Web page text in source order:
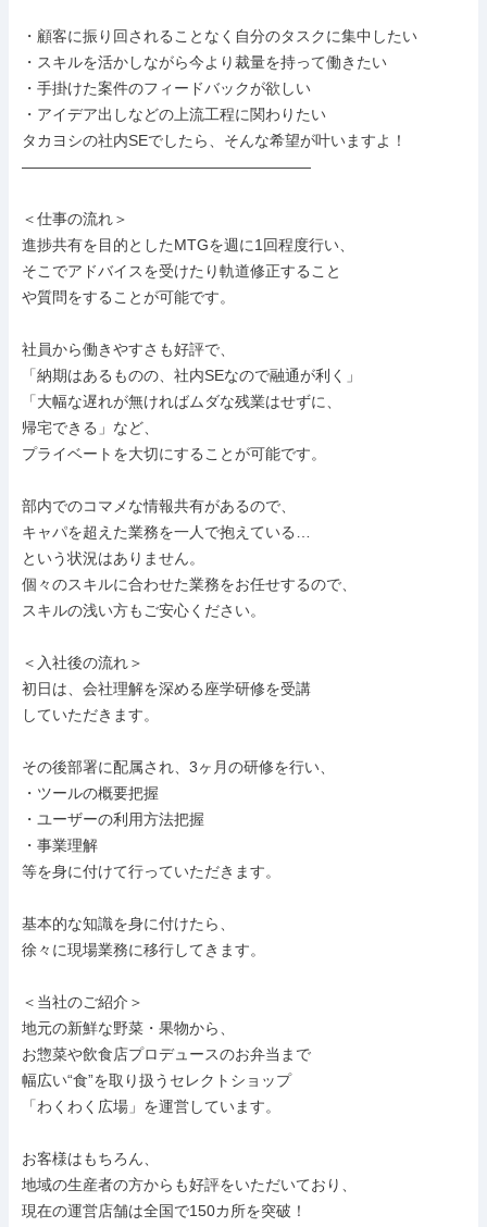
・顧客に振り回されることなく自分のタスクに集中したい
・スキルを活かしながら今より裁量を持って働きたい
・手掛けた案件のフィードバックが欲しい
・アイデア出しなどの上流工程に関わりたい
タカヨシの社内SEでしたら、そんな希望が叶いますよ！
―――――――――――――――――――
＜仕事の流れ＞
進捗共有を目的としたMTGを週に1回程度行い、
そこでアドバイスを受けたり軌道修正すること
や質問をすることが可能です。
社員から働きやすさも好評で、
「納期はあるものの、社内SEなので融通が利く」
「大幅な遅れが無ければムダな残業はせずに、
帰宅できる」など、
プライベートを大切にすることが可能です。
部内でのコマメな情報共有があるので、
キャパを超えた業務を一人で抱えている…
という状況はありません。
個々のスキルに合わせた業務をお任せするので、
スキルの浅い方もご安心ください。
＜入社後の流れ＞
初日は、会社理解を深める座学研修を受講
していただきます。
その後部署に配属され、3ヶ月の研修を行い、
・ツールの概要把握
・ユーザーの利用方法把握
・事業理解
等を身に付けて行っていただきます。
基本的な知識を身に付けたら、
徐々に現場業務に移行してきます。
＜当社のご紹介＞
地元の新鮮な野菜・果物から、
お惣菜や飲食店プロデュースのお弁当まで
幅広い“食”を取り扱うセレクトショップ
「わくわく広場」を運営しています。
お客様はもちろん、
地域の生産者の方からも好評をいただいており、
現在の運営店舗は全国で150カ所を突破！